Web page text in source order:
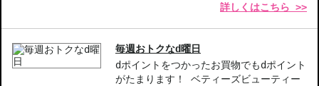
質の方にも使いやすく、スキンケアの基本をサポート。
【こんな方へおすすめ】
詳しくはこちら >>
毎週おトクなd曜日
dポイントをつかったお買物でもdポイント
がたまります！ ベティーズビューティー